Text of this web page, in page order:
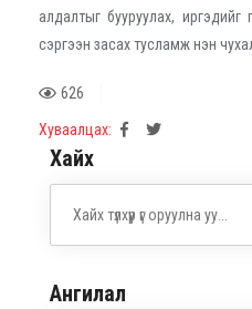
алдалтыг бууруулах, иргэдийг
сэргээн засах тусламж нэн
626
Хуваалцах:
Хайх
Ангилал